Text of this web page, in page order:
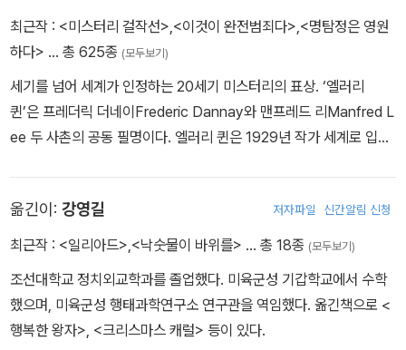
최근작 : <미스터리 걸작선> <이것이 완전범죄다> <명탐정은 영원
하다> … 총 625종 (모두보기)
세기를 넘어 세계가 인정하는 20세기 미스터리의 표상. ‘엘러리
퀸’은 프레더릭 더네이Frederic Dannay와 맨프레드 리Manfred L
ee 두 사촌의 공동 필명이다. 엘러리 퀸은 1929년 작가 세계로 입문
지를 출간하며 미스터리 소설사에 한 획을 그었다. 1941년, 『엘러리
퀸 미스터리 매거진EQMM』을 창간하여 발행인 겸 기획 편집자로서
WA)는 엘러리 퀸이 미스터리 장르에 공헌한 업적을 인정, ‘에드거 그
랜드 마스터 상’을 수여했다. 1983년 미국 추리작가협회는 ‘엘러리
퀸 상’을 제정해 미스터리 분야에서 뛰어난 두각을 보이는 사람이나
옮긴이: 강영길 저자파일 신간알림 신청
최근작 : <일리아드> <낙숫물이 바위를> … 총 18종 (모두보기)
조선대학교 정치외교학과를 졸업했다. 미육군성 기갑학교에서 수학
했으며, 미육군성 행태과학연구소 연구관을 역임했다. 옮긴책으로 <
행복한 왕자>, <크리스마스 캐럴> 등이 있다.